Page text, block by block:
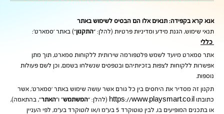
אנא קרא בקפידה: תנאים אלו הם הבסיס לשימוש באתר
תנאי שימוש, הגנת מידע ומדיניות פרטיות (להלן: “התקנון“) באתר ‘סמארט’:
כללי
אתר סמארט מיועד לשמש פלטפורמה שירותית ללקוחות סמארט, תוך מתן
אפשרות ללקוחות לצפות בזכיותיהם ובטפסים שנשלחו בשמם, וכן לשם פעולות
נוספות.
תקנון זה מסדיר את היחסים בין כל גורם אשר עושה שימוש באתר ‘סמארט’, אשר
כתובתו https://www.playsmart.co.il (להלן: “
המשתמש” ו”האתר“, בהתאמה),
או בתכנים המופיעים בו, לבין טוטוקרד 5 בע”מ ו/או לוטוקרד בע”מ, לפי העניין